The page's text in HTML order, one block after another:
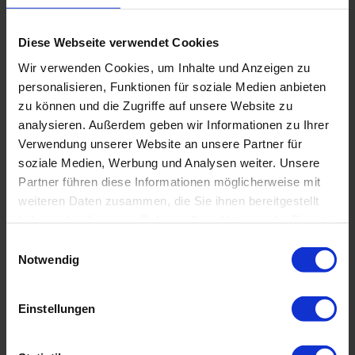
Diese Webseite verwendet Cookies
Wir verwenden Cookies, um Inhalte und Anzeigen zu
personalisieren, Funktionen für soziale Medien anbieten
zu können und die Zugriffe auf unsere Website zu
analysieren. Außerdem geben wir Informationen zu Ihrer
Verwendung unserer Website an unsere Partner für
soziale Medien, Werbung und Analysen weiter. Unsere
Partner führen diese Informationen möglicherweise mit
weiteren Daten zusammen, die Sie ihnen bereitgestellt
Cookies, wenn Sie unsere Webseite weiterhin nutzen.
Notwendig
Einstellungen
während der Tagestouren sorgt das Küchenteam
des resorteigenen Restaurants Toko’s.
sehen.
Ein besonderes Highlight im Tauchprogramm ist
das Fluoro-Nachttauchen: Unter speziellem
Schwarzlicht leuchten viele Meereslebewesen in